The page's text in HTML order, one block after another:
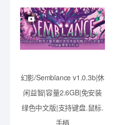
幻影/Semblance v1.0.3b|休
闲益智|容量2.6GB|免安装
绿色中文版|支持键盘.鼠标.
手柄